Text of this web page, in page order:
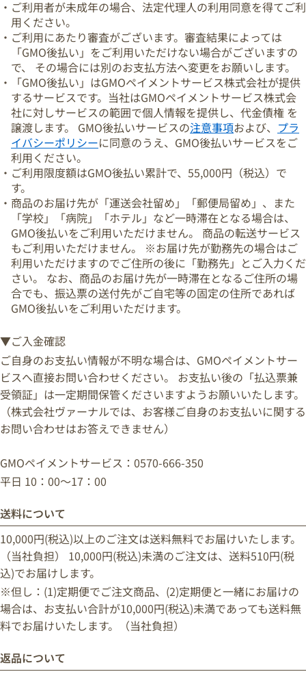
・ご利用者が未成年の場合、法定代理人の利用同意を得てご利
用ください。
・ご利用にあたり審査がございます。審査結果によっては
「GMO後払い」をご利用いただけない場合がございますの
で、 その場合には別のお支払方法へ変更をお願いします。
・「GMO後払い」はGMOペイメントサービス株式会社が提供
するサービスです。当社はGMOペイメントサービス株式会
社に対しサービスの範囲で個人情報を提供し、代金債権 を
譲渡します。 GMO後払いサービスの注意事項および、 プラ
イバシーポリシーに同意のうえ、GMO後払いサービスをご
利用ください。
・ご利用限度額はGMO後払い累計で、55,000円（税込）で
す。
・商品のお届け先が「運送会社留め」「郵便局留め」、また
「学校」「病院」「ホテル」など一時滞在となる場合は、
GMO後払いをご利用いただけません。 商品の転送サービス
もご利用いただけません。 ※お届け先が勤務先の場合はご
利用いただけますのでご住所の後に「勤務先」とご入力くだ
さい。 なお、商品のお届け先が一時滞在となるご住所の場
合でも、振込票の送付先がご自宅等の固定の住所であれば
GMO後払いをご利用いただけます。
▼ご入金確認
ご自身のお支払い情報が不明な場合は、GMOペイメントサー
ビスへ直接お問い合わせください。 お支払い後の「払込票兼
受領証」は一定期間保管くださいますようお願いいたします。
（株式会社ヴァーナルでは、お客様ご自身のお支払いに関する
お問い合わせはお答えできません）
GMOペイメントサービス：0570-666-350
平日 10：00～17：00
送料について
10,000円(税込)以上のご注文は送料無料でお届けいたします。
（当社負担） 10,000円(税込)未満のご注文は、送料510円(税
込)でお届けします。
※但し：(1)定期便でご注文商品、(2)定期便と一緒にお届けの
場合は、お支払い合計が10,000円(税込)未満であっても送料無
料でお届けいたします。（当社負担）
返品について